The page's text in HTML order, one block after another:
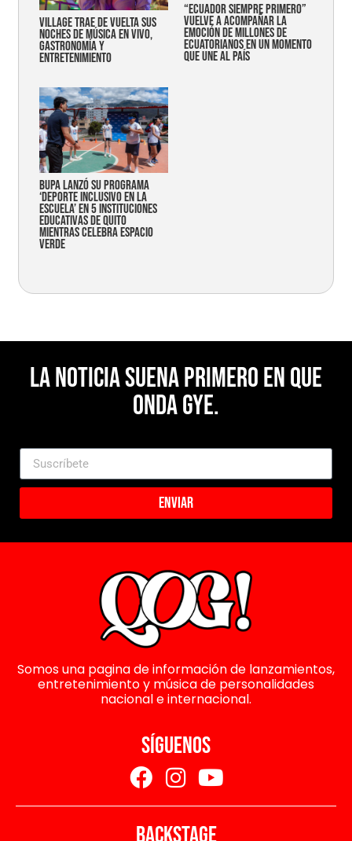
Village trae de vuelta sus
noches de música en vivo,
gastronomía y
entretenimiento
“Ecuador siempre primero”
vuelve a acompañar la
emoción de millones de
ecuatorianos en un momento
que une al país
Bupa lanzó su programa
‘Deporte Inclusivo en la
Escuela’ en 5 instituciones
educativas de Quito
mientras celebra espacio
verde
La noticia suena primero en Que
Onda Gye.
Enviar
Somos una pagina de información de lanzamientos,
entretenimiento y música de personalidades
nacional e internacional.
SÍGUENOS